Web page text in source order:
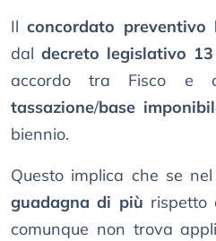
Ilconcordato preventivo
daldecreto legislativo
accordo tra Fisco e
tassazione/base
biennio.
Questo implica che se
guadagna di più rispetto
comunque non trova